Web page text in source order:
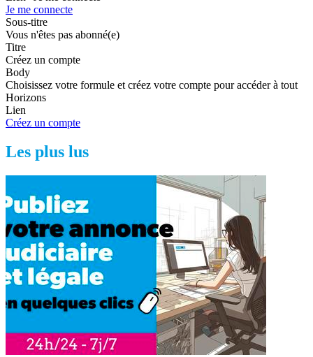
Je me connecte
Sous-titre
Vous n'êtes pas abonné(e)
Titre
Créez un compte
Body
Choisissez votre formule et créez votre compte pour accéder à tout
Horizons
Lien
Créez un compte
Les plus lus